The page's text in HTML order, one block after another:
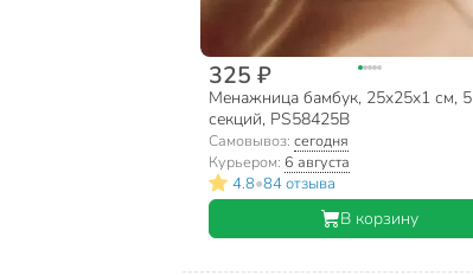
325 ₽
Менажница бамбук, 25x25x1 см, 5
секций, PS58425B
Самовывоз: сегодня
Курьером: 6 августа
4.8•84 отзыва
В корзину